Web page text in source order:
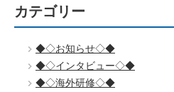
カテゴリー
◆◇お知らせ◇◆
◆◇インタビュー◇◆
◆◇海外研修◇◆